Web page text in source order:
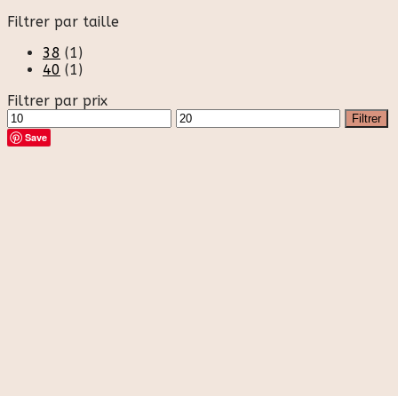
Filtrer par taille
38 (1)
40 (1)
Filtrer par prix
Prix
min
Prix
max
Filtrer
Save